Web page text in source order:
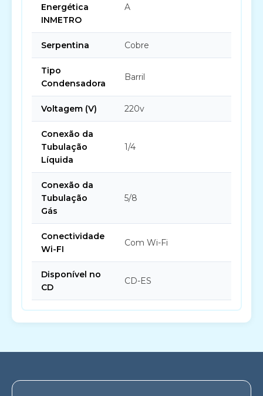
Energética
INMETRO
A
Serpentina Cobre
Tipo
Condensadora
Barril
Voltagem (V) 220v
Conexão da
Tubulação
Líquida
1/4
Conexão da
Tubulação
Gás
5/8
Conectividade
Wi-FI
Com Wi-Fi
Disponível no
CD
CD-ES